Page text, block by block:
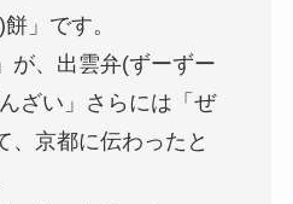
」です。
が、出雲弁(ずーずー
ざい」さらには「ぜ
、京都に伝わったと